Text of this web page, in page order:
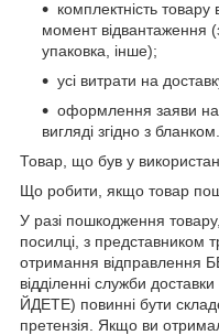
комплектність товару
момент відвантаження
упаковка, інше);
усі витрати на
оформлення заяви
вигляді згідно з бланком.
Товар, що був у
Що робити, якщо товар
У разі пошкодження
посилці, з представником
отримання відправлення
відділенні служби
ЙДЕТЕ) повинні бути
претензія. Якщо ви